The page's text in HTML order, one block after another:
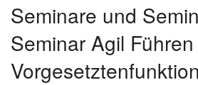
Seminare und
Seminar Agil
Vorgesetztenfunktion